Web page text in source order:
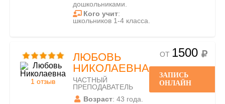
дошкольниками.
Кого учит:
школьников 1-4 класса.
1 отзыв
ЛЮБОВЬ
НИКОЛАЕВНА
ЧАСТНЫЙ
ПРЕПОДАВАТЕЛЬ
Возраст: 43 года.
ОТ 1500
ЗАПИСЬ
ОНЛАЙН